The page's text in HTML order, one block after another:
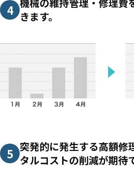
4 機械の維持管理・修理費
きます。
5 突発的に発生する高額修
タルコストの削減が期待